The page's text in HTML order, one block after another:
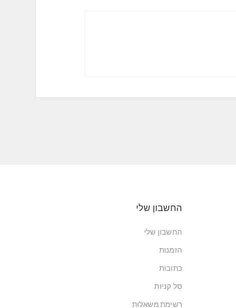
החשבון שלי
החשבון שלי
הזמנות
כתובות
סל קניות
רשימת משאלות